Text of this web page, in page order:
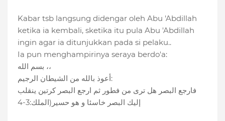
Kabar tsb langsung didengar oleh Abu 'Abdillah
ketika ia kembali, sketika itu pula Abu 'Abdillah
ingin agar ia ditunjukkan pada si pelaku..
Ia pun menghampirinya seraya berdo'a:
بسم الله ،،
أعوذ بالله من الشيطان الرجيم:
فارجع البصر هل ترى من فطور ثم ارجع البصر كرتين ينقلب
إليك البصر خاسئا و هو حسير(الملك:3-4